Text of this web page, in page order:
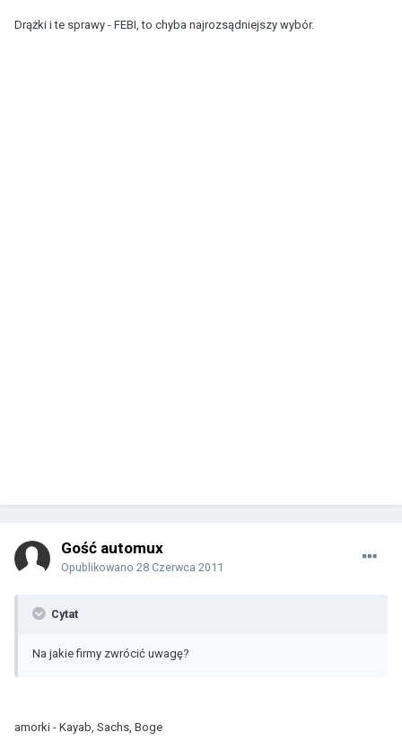
Drążki i te sprawy - FEBI, to chyba najrozsądniejszy wybór.
Gość automux
Opublikowano 28 Czerwca 2011
Cytat
Na jakie firmy zwrócić uwagę?
amorki - Kayab, Sachs, Boge